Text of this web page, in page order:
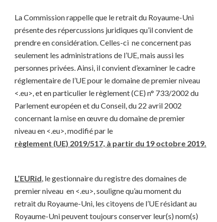
La Commission rappelle que le retrait du Royaume-Uni
présente des répercussions juridiques qu’il convient de
prendre en considération. Celles-ci ne concernent pas
seulement les administrations de l’UE, mais aussi les
personnes privées. Ainsi, il convient d’examiner le cadre
réglementaire de l’UE pour le domaine de premier niveau
<.eu>, et en particulier le règlement (CE) n° 733/2002 du
Parlement européen et du Conseil, du 22 avril 2002
concernant la mise en œuvre du domaine de premier
niveau en <.eu>, modifié par le
règlement (UE) 2019/517, à partir du 19 octobre 2019.
L’EURid , le gestionnaire du registre des domaines de
premier niveau en <.eu>, souligne qu’au moment du
retrait du Royaume-Uni, les citoyens de l’UE résidant au
Royaume-Uni peuvent toujours conserver leur(s) nom(s)